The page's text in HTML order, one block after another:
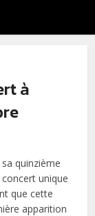
à
quinzième
unique
que cette
apparition